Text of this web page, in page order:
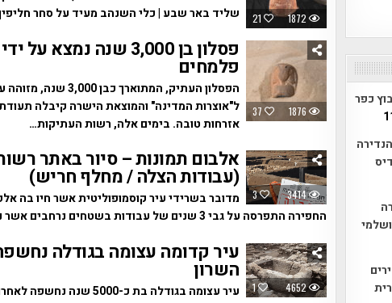
21 1872
שליד באר שבע | כלי השנהב מעיד על סחר
37 1876
פסלון בן 3,000 שנה
פלמחים
הפסלון העתיק,
ל"אוצרות המדינה" והמוצאת הישרה קיבלה
אזרחות טובה. בימים אלה, רשות העתיקות…
3 3414
אלבום תמונות – סיור באתר
(עבודות הצלה / מחלף חריש)
מדובר בשרידי עיר קוסמופוליטית אשר חיו בה
החפירה התפרסה על גבי 3 שנים של עבודות בשטחים נרחבים אשר נאמדים בכ-650 דונם אדמה….
1 4652
עיר קדומה עצומה בגודלה
השרון
עיר עצומה בגודלה בת כ-
כפר